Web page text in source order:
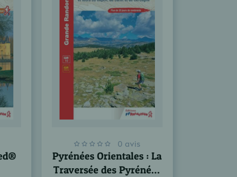
0 avis
Pyrénées Orientales : La
Traversée des Pyrénées